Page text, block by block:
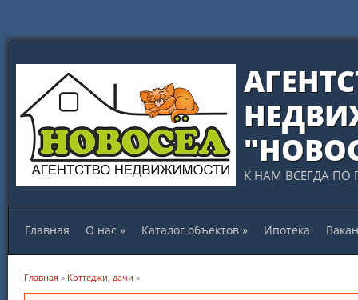
К НАМ ВСЕГДА ПО
Главная О нас » Каталог объектов » Ипотека
Вы здесь
Главная » Коттеджи, дачи »